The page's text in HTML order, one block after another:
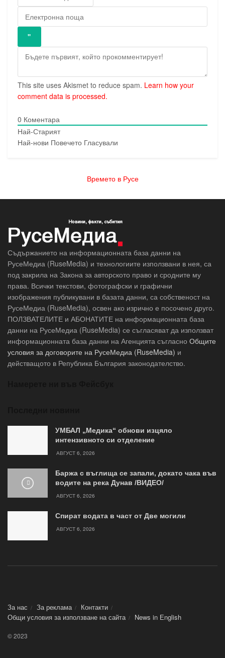
This site uses Akismet to reduce spam. Learn how your
comment data is processed.
0 Коментара
Най-Старият
Най-нови Повечето Гласували
Времето в Русе
Съдържанието на информационната база данни на
РусеМедиа (RuseMedia) и технологиите използвани в нея, са
под закрила на Закона за авторското право и сродните му
права. Всички текстови, фотографски и графични
изображения публикувани в базата данни, са собственост на
РусеМедиа (RuseMedia), освен ако изрично е посочено друго.
ПОЛЗВАТЕЛИТЕ и АБОНАТИТЕ на информационната база
данни на РусеМедиа (RuseMedia) се съгласяват да използват
информационната база данни на Агенцията съгласно Общите
условия за договорите на РусеМедиа (RuseMedia) и
действащото в Република България законодателство.
УМБАЛ „Медика“ обнови изцяло
интензивното си отделение
АВГУСТ 6, 2026
Баржа с въглища се запали, докато чака във
водите на река Дунав /ВИДЕО/
АВГУСТ 6, 2026
Спират водата в част от Две могили
АВГУСТ 6, 2026
За нас За реклама
Контакти
Общи условия за използване на сайта
News in Еnglish
© 2023